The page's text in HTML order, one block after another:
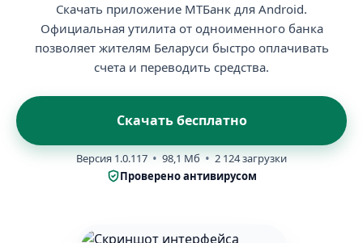
Скачать приложение МТБанк для Android.
Официальная утилита от одноименного банка
позволяет жителям Беларуси быстро оплачивать
счета и переводить средства.
Скачать бесплатно
Версия 1.0.117 98,1 Мб
2 124 загрузки
Проверено антивирусом